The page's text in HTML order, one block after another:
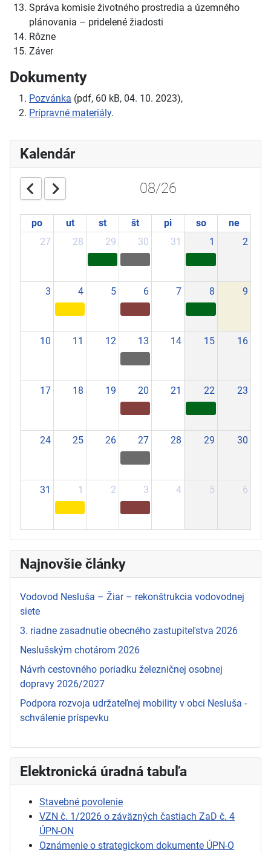
Správa komisie životného prostredia a územného
plánovania – pridelené žiadosti
Rôzne
Záver
Dokumenty
Pozvánka (pdf, 60 kB, 04. 10. 2023),
Prípravné materiály.
Kalendár
08/26
po ut st št pi so
ne
27
28 29 30 31 1 2
3 4 5 6 7 8 9
10 11 12 13 14 15 16
17 18 19 20 21 22 23
24 25 26 27 28 29 30
31 1 2 3 4 5 6
Najnovšie články
Vodovod Nesluša – Žiar – rekonštrukcia vodovodnej
siete
3. riadne zasadnutie obecného zastupiteľstva 2026
Neslušským chotárom 2026
Návrh cestovného poriadku železničnej osobnej
dopravy 2026/2027
Podpora rozvoja udržateľnej mobility v obci Nesluša -
schválenie príspevku
Elektronická úradná tabuľa
Stavebné povolenie
VZN č. 1/2026 o záväzných častiach ZaD č. 4
ÚPN-ON
Oznámenie o strategickom dokumente ÚPN-O